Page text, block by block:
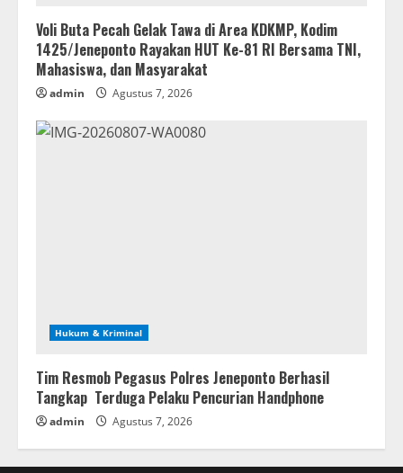
Voli Buta Pecah Gelak Tawa di Area KDKMP, Kodim
1425/Jeneponto Rayakan HUT Ke-81 RI Bersama TNI,
Mahasiswa, dan Masyarakat
admin Agustus 7, 2026
Hukum & Kriminal
Tim Resmob Pegasus Polres Jeneponto Berhasil
Tangkap Terduga Pelaku Pencurian Handphone
admin Agustus 7, 2026